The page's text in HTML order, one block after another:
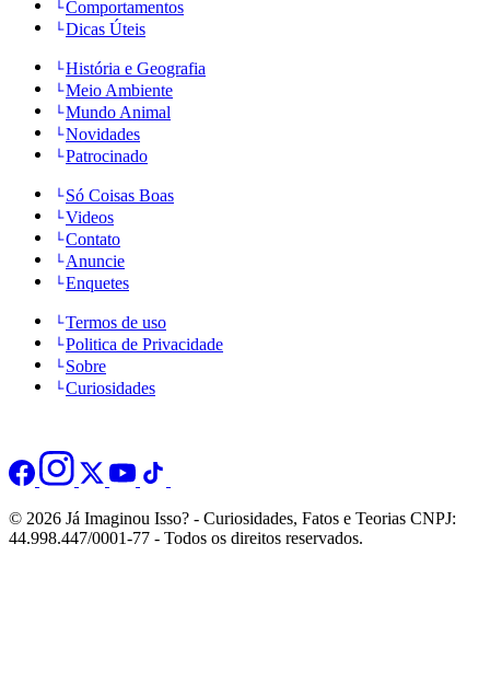
Comportamentos
Dicas Úteis
História e Geografia
Meio Ambiente
Mundo Animal
Novidades
Patrocinado
Só Coisas Boas
Videos
Contato
Anuncie
Enquetes
Termos de uso
Politica de Privacidade
Sobre
Curiosidades
© 2026 Já Imaginou Isso? - Curiosidades, Fatos e Teorias CNPJ:
44.998.447/0001-77 - Todos os direitos reservados.